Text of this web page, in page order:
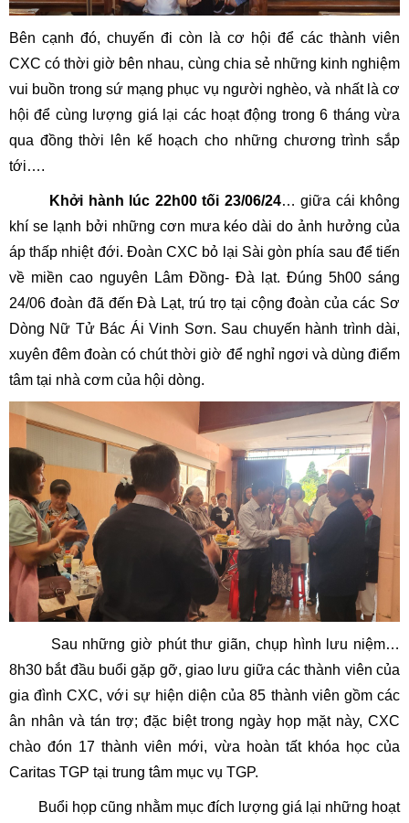
Bên cạnh đó, chuyến đi còn là cơ hội để các thành viên
CXC có thời giờ bên nhau, cùng chia sẻ những kinh nghiệm
vui buồn trong sứ mạng phục vụ người nghèo, và nhất là cơ
hội để cùng lượng giá lại các hoạt động trong 6 tháng vừa
qua đồng thời lên kế hoạch cho những chương trình sắp
tới….
Khởi hành lúc 22h00 tối 23/06/24… giữa cái không
khí se lạnh bởi những cơn mưa kéo dài do ảnh hưởng của
áp thấp nhiệt đới. Đoàn CXC bỏ lại Sài gòn phía sau để tiến
về miền cao nguyên Lâm Đồng- Đà lạt. Đúng 5h00 sáng
24/06 đoàn đã đến Đà Lạt, trú trọ tại cộng đoàn của các Sơ
Dòng Nữ Tử Bác Ái Vinh Sơn. Sau chuyến hành trình dài,
xuyên đêm đoàn có chút thời giờ để nghỉ ngơi và dùng điểm
tâm tại nhà cơm của hội dòng.
Sau những giờ phút thư giãn, chụp hình lưu niệm…
8h30 bắt đầu buổi gặp gỡ, giao lưu giữa các thành viên của
gia đình CXC, với sự hiện diện của 85 thành viên gồm các
ân nhân và tán trợ; đặc biệt trong ngày họp mặt này, CXC
chào đón 17 thành viên mới, vừa hoàn tất khóa học của
Caritas TGP tại trung tâm mục vụ TGP.
Buổi họp cũng nhằm mục đích lượng giá lại những hoạt